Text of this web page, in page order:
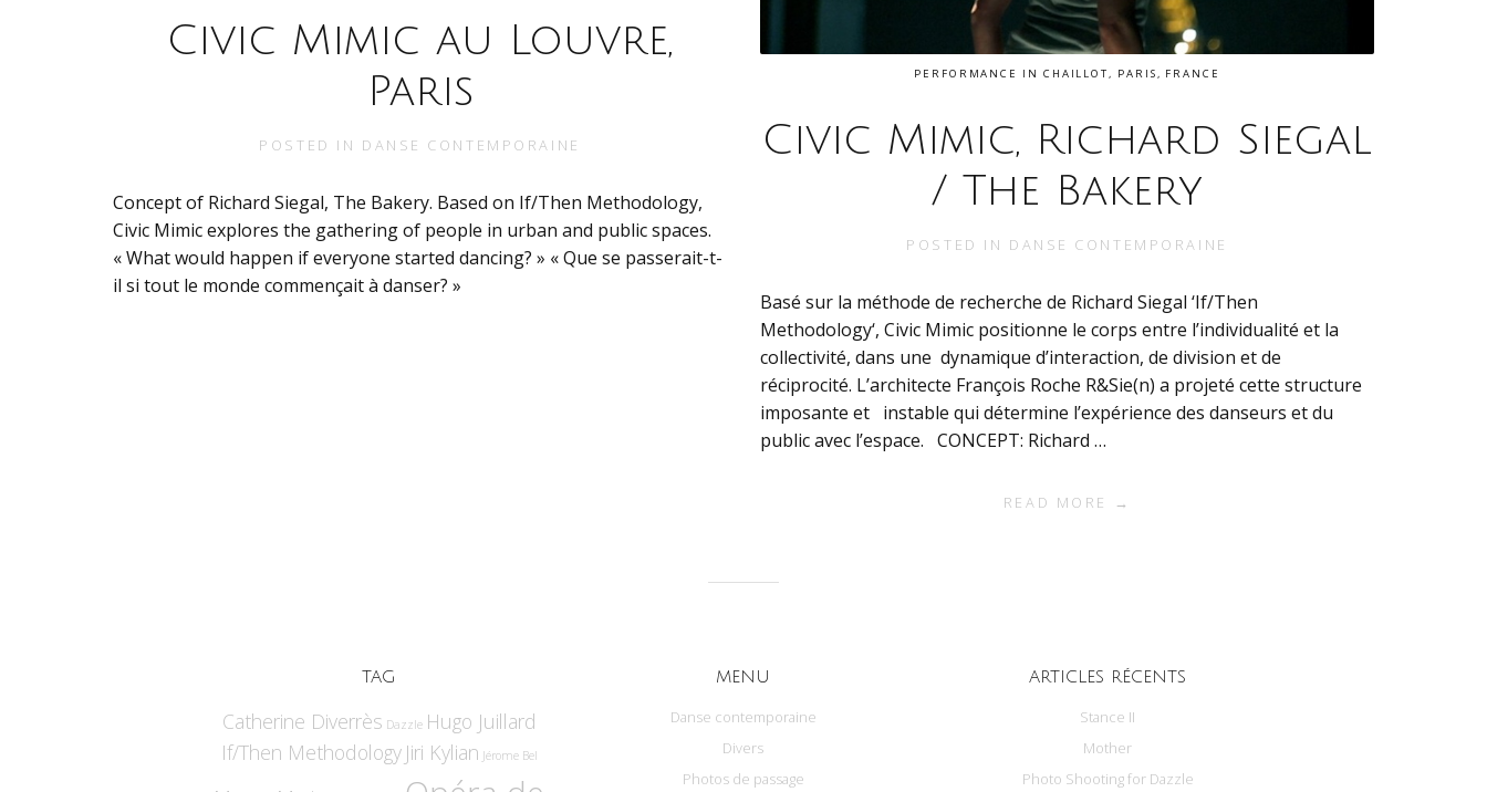
Civic Mimic au Louvre,
Paris
POSTED IN DANSE CONTEMPORAINE
Concept of Richard Siegal, The Bakery. Based on If/Then Methodology,
Civic Mimic explores the gathering of people in urban and public spaces.
« What would happen if everyone started dancing? » « Que se passerait-t-
il si tout le monde commençait à danser? »
PERFORMANCE IN CHAILLOT, PARIS, FRANCE
Civic Mimic, Richard Siegal
/ The Bakery
POSTED IN DANSE CONTEMPORAINE
Basé sur la méthode de recherche de Richard Siegal ‘If/Then
Methodology‘, Civic Mimic positionne le corps entre l’individualité et la
collectivité, dans une dynamique d’interaction, de division et de
réciprocité. L’architecte François Roche R&Sie(n) a projeté cette structure
imposante et instable qui détermine l’expérience des danseurs et du
public avec l’espace. CONCEPT: Richard …
READ MORE →
TAG
Catherine Diverrès Dazzle Hugo Juillard
If/Then Methodology Jiri Kylian Jérome Bel
MENU
Danse contemporaine
Divers
Photos de passage
ARTICLES RÉCENTS
Stance II
Mother
Photo Shooting for Dazzle